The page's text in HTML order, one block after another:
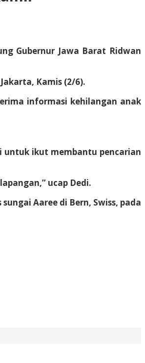
Gubernur Jawa Barat Ridwan
Kamis (2/6).
informasi kehilangan anak
untuk ikut membantu pencarian
ucap Dedi.
Aaree di Bern, Swiss, pada